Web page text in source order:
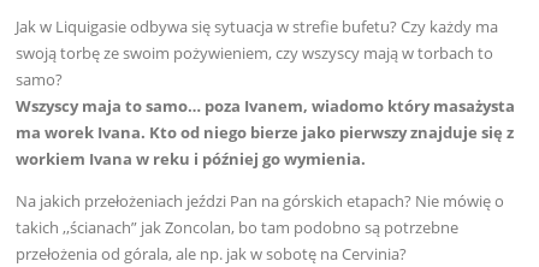
Jak w Liquigasie odbywa się sytuacja w strefie bufetu? Czy każdy ma
swoją torbę ze swoim pożywieniem, czy wszyscy mają w torbach to
samo?
Wszyscy maja to samo… poza Ivanem, wiadomo który masażysta
ma worek Ivana. Kto od niego bierze jako pierwszy znajduje się z
workiem Ivana w reku i później go wymienia.
Na jakich przełożeniach jeździ Pan na górskich etapach? Nie mówię o
takich ,,ścianach” jak Zoncolan, bo tam podobno są potrzebne
przełożenia od górala, ale np. jak w sobotę na Cervinia?